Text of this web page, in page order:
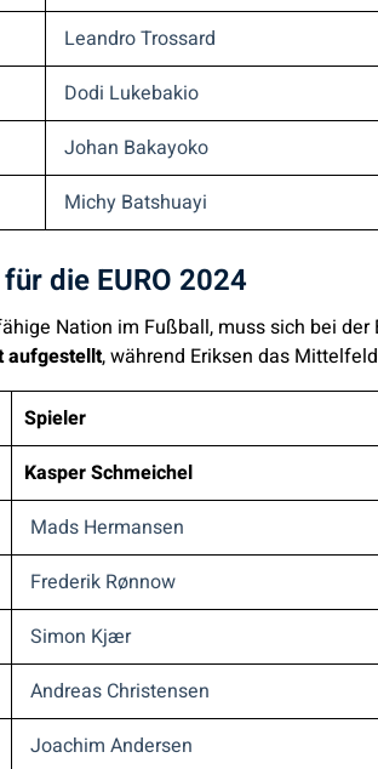
Leandro Trossard
Dodi Lukebakio
Johan Bakayoko
Michy Batshuayi
die EURO 2024
Nation im Fußball, muss sich bei
aufgestellt, während Eriksen das
Spieler
Kasper Schmeichel
Mads Hermansen
Frederik Rønnow
Simon Kjær
Andreas Christensen
Joachim Andersen